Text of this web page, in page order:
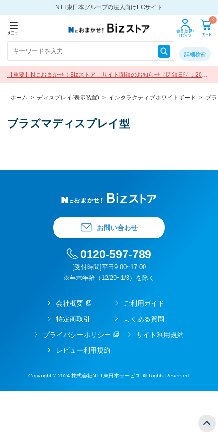
NTT東日本グループの法人向けECサイト
0
詳細検索
【重要】Nにおまかせ！Bizストア サイト閉鎖のお知らせ（閉鎖日時：2026
年9月30日 17:00）
ホーム > ディスプレイ(表示装置) > インタラクティブホワイトボード > プ
プラズマディスプレイ型
お問い合わせ
0120-597-789
[受付時間]平日9:00~17:00
※年末年始（12/29~1/3）を除く
会社概要
ご利用ガイド
特定商取引
よくある質問
プライバシーポリシー
サイト利用規約
レビュー利用規約
Copyright © 2024 株式会社NTT東日本サービス All Rights Reserved.